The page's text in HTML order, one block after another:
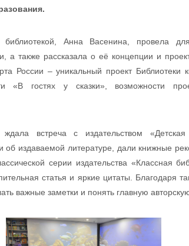
Анна Васенина, провела
а также рассказала о её концепции и
России – уникальный проект Библиотеки
«В гостях у сказки», возможности
ждала встреча с издательством
об издаваемой литературе, дали книжные
серии издательства «Классная
статья и яркие цитаты. Благодаря
важные заметки и понять главную